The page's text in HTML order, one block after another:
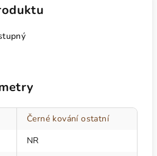
Černé kování ostatní
NR